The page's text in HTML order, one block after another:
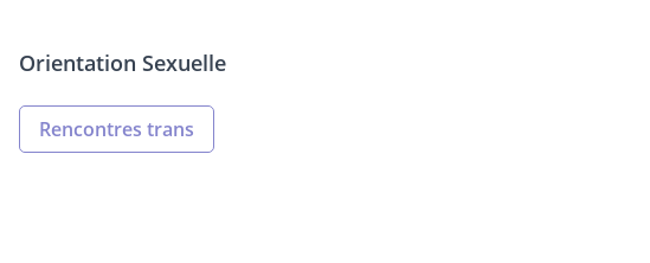
Orientation Sexuelle
Rencontres trans